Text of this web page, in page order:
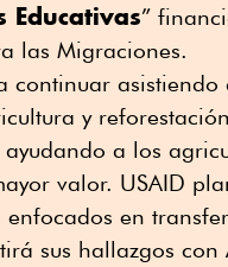
Educativas”
las Migraciones.
continuar asistiendo
y
a los
valor. USAID
en
sus hallazgos con